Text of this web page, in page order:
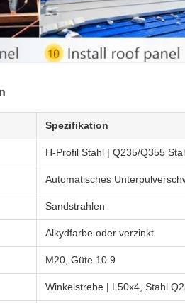
Spezifikation
H-Profil Stahl | Q235/Q355
Automatisches
Sandstrahlen
Alkydfarbe oder verzinkt
M20, Güte 10.9
Winkelstrebe | L50x4, Stahl